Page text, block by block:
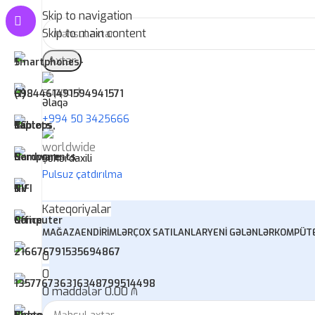
Skip to navigation
Skip to main content
Axtar
Əlaqə
+994 50 3425666
Şəhərdaxili
Pulsuz çatdırılma
Kateqoriyalar
MAĞAZAENDIRIMLƏRÇOX SATILANLARYENI GƏLƏNLƏR
0
0
0maddələr0.00₼